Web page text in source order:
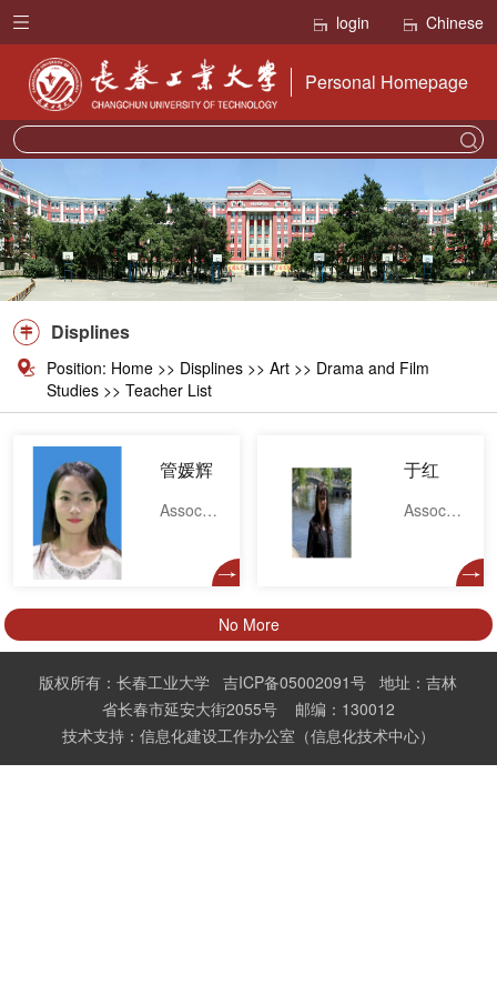
login Chinese
Personal Homepage
Displines
Position: Home >> Displines >> Art >> Drama and Film
Studies >> Teacher List
管媛辉
Associate professor
于红
Associate professor
No More
版权所有：长春工业大学 吉ICP备05002091号 地址：吉林
省长春市延安大街2055号 邮编：130012
技术支持：信息化建设工作办公室（信息化技术中心）